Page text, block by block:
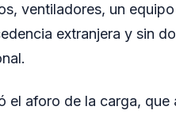
ventiladores, un
extranjera y sin
el aforo de la carga,